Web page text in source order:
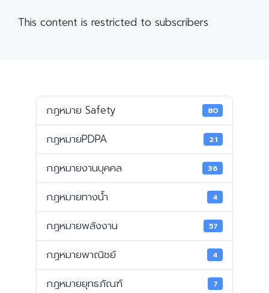
This content is restricted to subscribers
กฎหมาย Safety 80
กฎหมายPDPA 21
กฎหมายงานบุคคล 36
กฎหมายทางน้ำ 4
กฎหมายพลังงาน 57
กฎหมายพาณิชย์ 4
กฎหมายยุทธภัณฑ์ 7